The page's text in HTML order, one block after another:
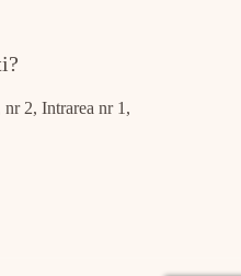
nr 2, Intrarea nr 1,